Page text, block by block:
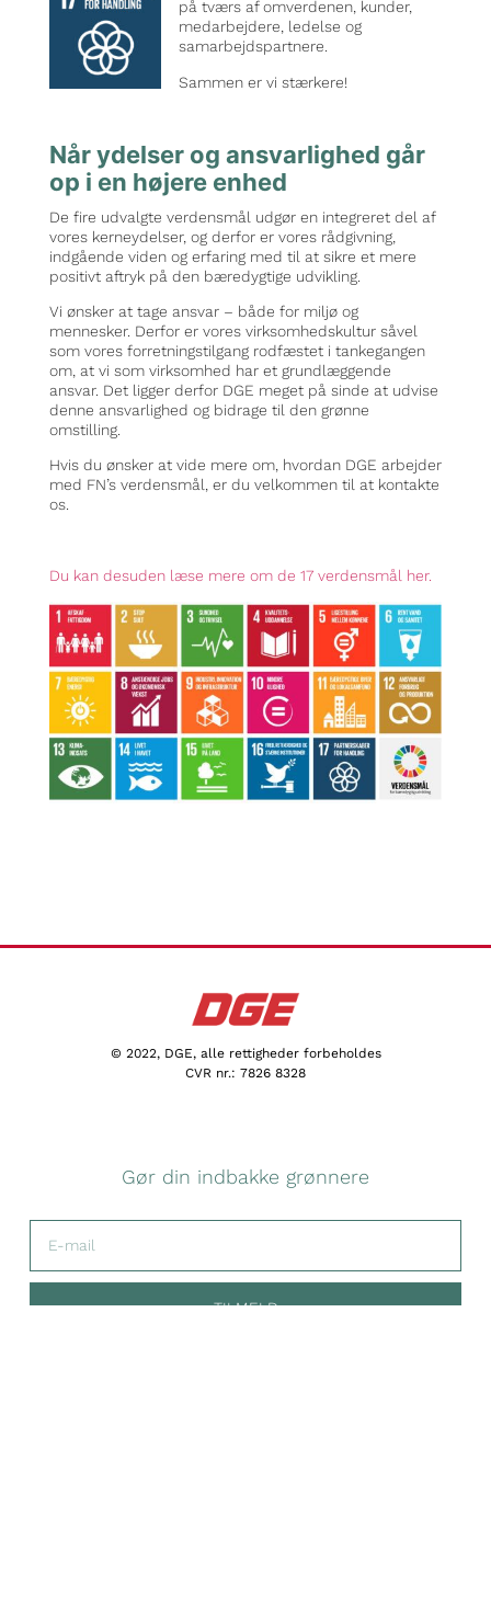
på tværs af omverdenen, kunder,
medarbejdere, ledelse og
samarbejdspartnere.
Sammen er vi stærkere!
Når ydelser og ansvarlighed går
op i en højere enhed
De fire udvalgte verdensmål udgør en integreret del af
vores kerneydelser, og derfor er vores rådgivning,
indgående viden og erfaring med til at sikre et mere
positivt aftryk på den bæredygtige udvikling.
Vi ønsker at tage ansvar – både for miljø og
mennesker. Derfor er vores virksomhedskultur såvel
som vores forretningstilgang rodfæstet i tankegangen
om, at vi som virksomhed har et grundlæggende
ansvar. Det ligger derfor DGE meget på sinde at udvise
denne ansvarlighed og bidrage til den grønne
omstilling.
Hvis du ønsker at vide mere om, hvordan DGE arbejder
med FN’s verdensmål, er du velkommen til at kontakte
os.
Du kan desuden læse mere om de 17 verdensmål her.
© 2022, DGE, alle rettigheder forbeholdes
CVR nr.: 7826 8328
Gør din indbakke grønnere
TILMELD